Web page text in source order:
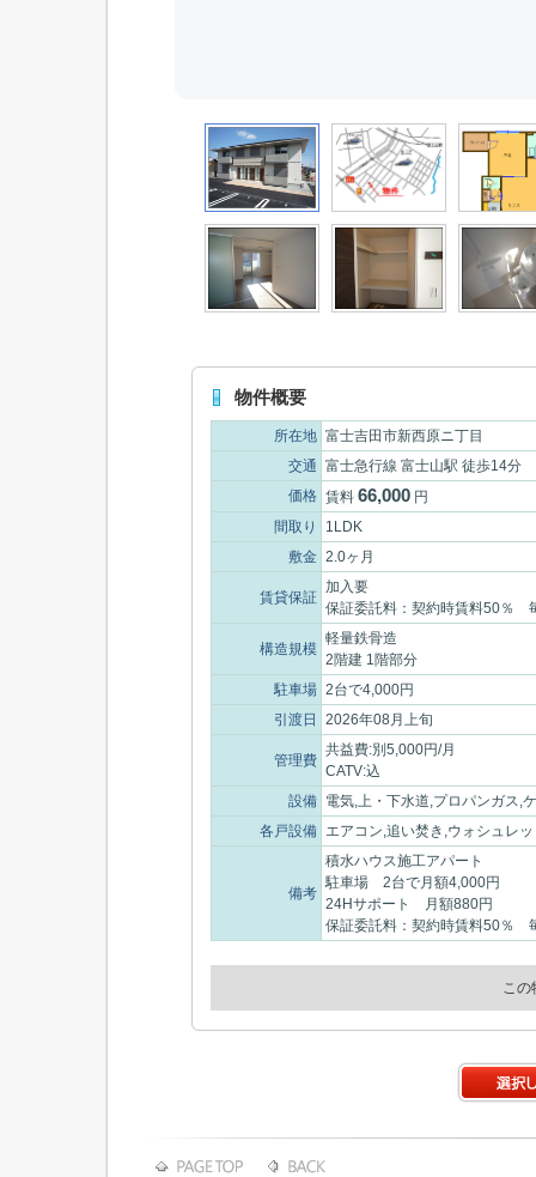
物件概要
所在地 富士吉田市新西原ニ丁目
交通 富士急行線 富士山駅 徒歩14分
価格 賃料 66,000 円
間取り
1LDK
敷金 2.0ヶ月
賃貸保証
加入要
保証委託料：契約時賃料50％
構造規模
軽量鉄骨造
2階建 1階部分
駐車場 2台で4,000円
引渡日
2026年08月上旬
管理費
共益費:別5,000円/月
CATV:込
設備 電気,上・下水道,プロパンガス,
各戸設備 エアコン,追い焚き,ウォシュレ
備考
積水ハウス施工アパート
駐車場 2台で月額4,000円
24Hサポート 月額880円
保証委託料：契約時賃料50％
この